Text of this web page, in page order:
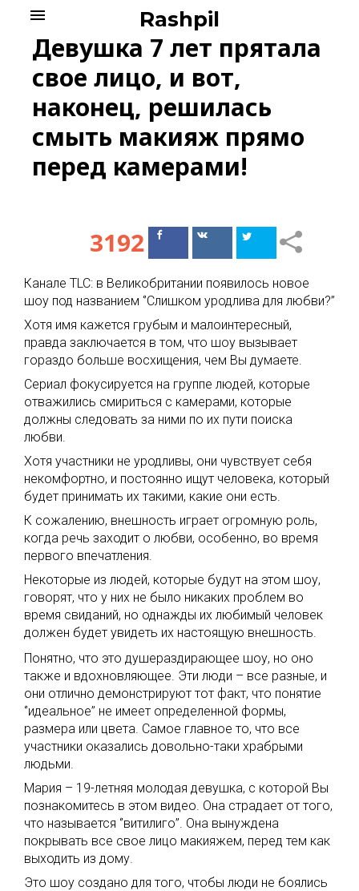
content
Rashpil
menu
Девушка 7 лет прятала
свое лицо, и вот,
наконец, решилась
смыть макияж прямо
перед камерами!
3192
ПоделитьсяПоделиться
Канале TLC: в Великобритании появилось новое
шоу под названием ‘’Слишком уродлива для любви?’’
Хотя имя кажется грубым и малоинтересный,
правда заключается в том, что шоу вызывает
гораздо больше восхищения, чем Вы думаете.
Сериал фокусируется на группе людей, которые
отважились смириться с камерами, которые
должны следовать за ними по их пути поиска
любви.
Хотя участники не уродливы, они чувствует себя
некомфортно, и постоянно ищут человека, который
будет принимать их такими, какие они есть.
К сожалению, внешность играет огромную роль,
когда речь заходит о любви, особенно, во время
первого впечатления.
Некоторые из людей, которые будут на этом шоу,
говорят, что у них не было никаких проблем во
время свиданий, но однажды их любимый человек
должен будет увидеть их настоящую внешность.
Понятно, что это душераздирающее шоу, но оно
также и вдохновляющее. Эти люди – все разные, и
они отлично демонстрируют тот факт, что понятие
‘’идеальное’’ не имеет определенной формы,
размера или цвета. Самое главное то, что все
участники оказались довольно-таки храбрыми
людьми.
Мария – 19-летняя молодая девушка, с которой Вы
познакомитесь в этом видео. Она страдает от того,
что называется ‘’витилиго’’. Она вынуждена
покрывать все свое лицо макияжем, перед тем как
выходить из дому.
Это шоу создано для того, чтобы люди не боялись